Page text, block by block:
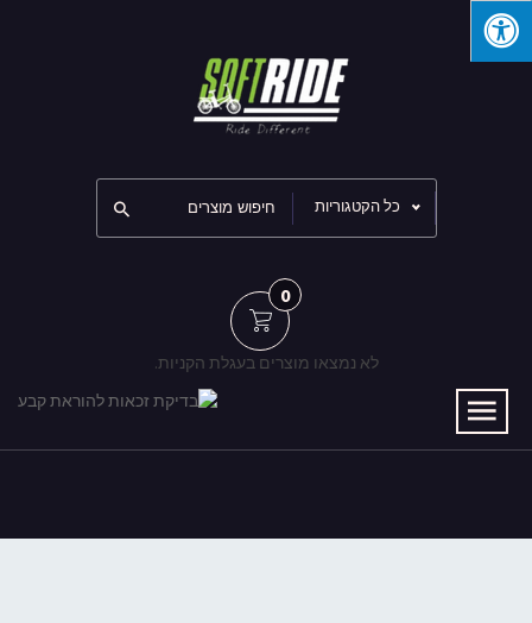
כל הקטגוריות
0
לא נמצאו מוצרים בעגלת הקניות.